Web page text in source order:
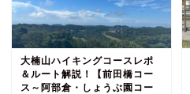
大楠山ハイキングコースレポ
＆ルート解説！【前田橋コー
ス～阿部倉・しょうぶ園コー